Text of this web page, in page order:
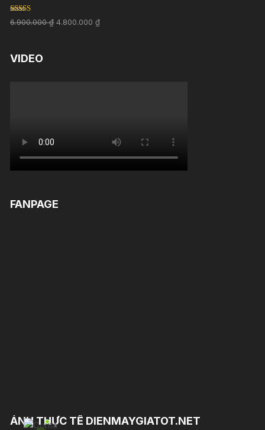
Rated 5.00
out of 5
6.900.000₫ 4.800.000₫
VIDEO
FANPAGE
ẢNH THỰC TẾ DIENMAYGIATOT.NET